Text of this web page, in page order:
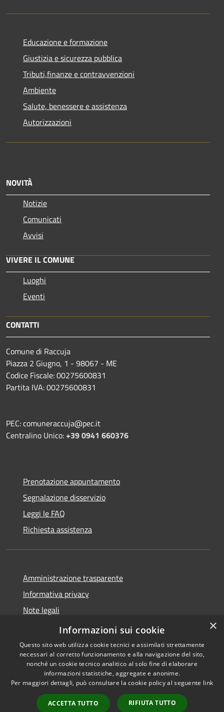
Educazione e formazione
Giustizia e sicurezza pubblica
Tributi,finanze e contravvenzioni
Ambiente
Salute, benessere e assistenza
Autorizzazioni
NOVITÀ
Notizie
Comunicati
Avvisi
VIVERE IL COMUNE
Luoghi
Eventi
CONTATTI
Comune di Raccuja
Piazza 2 Giugno, 1 - 98067 - ME
Codice Fiscale: 00275600831
Partita IVA: 00275600831
PEC: comuneraccuja@pec.it
Centralino Unico:+39 0941 660376
Prenotazione appuntamento
Segnalazione disservizio
Leggi le FAQ
Richiesta assistenza
Amministrazione trasparente
Informativa privacy
Note legali
Dichiarazione di accessibilità
Accessibilità
Copyright © 2026 • Comune di
Raccuja • Powered by
Municipium•
Accesso
×
Informazioni sui cookie
Questo sito web utilizza cookie tecnici e assimilati strettamente
necessari al corretto funzionamento e alla navigazione del sito,
nonché un cookie tecnico analitico al solo fine di elaborare
informazioni statistiche, aggregate e anonime.
Per maggiori dettagli, può consultare la cookie policy al seguente link
ACCETTA TUTTO RIFIUTA TUTTO